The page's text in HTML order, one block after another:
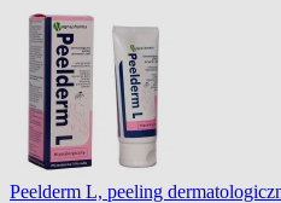
Peelderm L, peeling